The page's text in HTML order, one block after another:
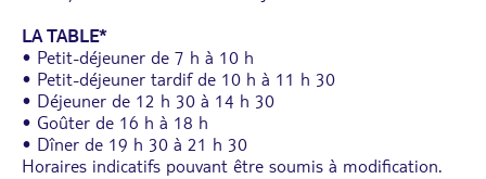
LA TABLE*
• Petit-déjeuner de 7 h à 10 h
• Petit-déjeuner tardif de 10 h à 11 h 30
• Déjeuner de 12 h 30 à 14 h 30
• Goûter de 16 h à 18 h
• Dîner de 19 h 30 à 21 h 30
Horaires indicatifs pouvant être soumis à modification.